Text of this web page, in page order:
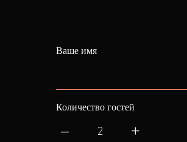
Ваше имя
Количество гостей
– +